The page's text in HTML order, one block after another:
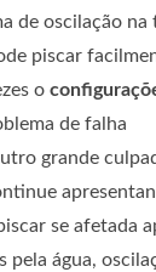
de oscilação na
piscar
o
de falha
grande
se afetada
​​pela água,